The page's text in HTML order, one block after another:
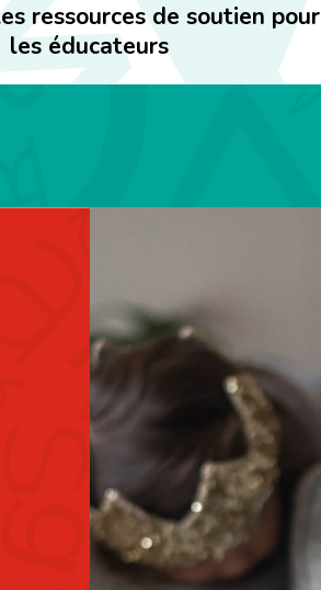
ressources de soutien pour
les éducateurs